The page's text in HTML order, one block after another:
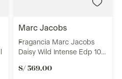
marc jacobs
Fragancia Marc Jacobs
Daisy Wild Intense Edp 100
S/ 569.00